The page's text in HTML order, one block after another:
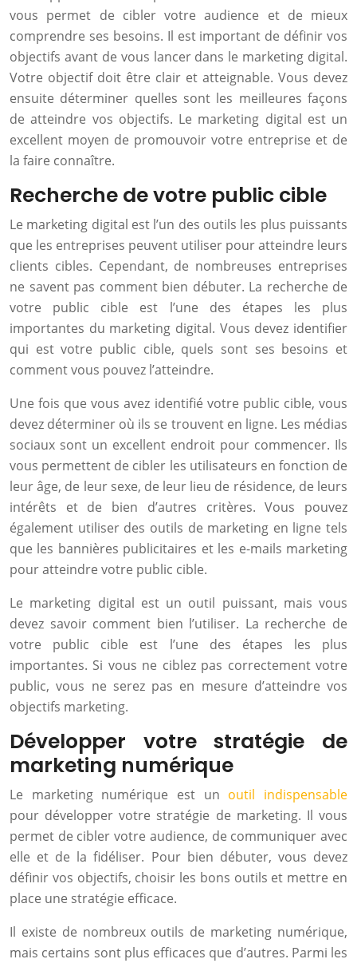
vous permet de cibler votre audience et de mieux
comprendre ses besoins. Il est important de définir vos
objectifs avant de vous lancer dans le marketing digital.
Votre objectif doit être clair et atteignable. Vous devez
ensuite déterminer quelles sont les meilleures façons
de atteindre vos objectifs. Le marketing digital est un
excellent moyen de promouvoir votre entreprise et de
la faire connaître.
Recherche de votre public cible
Le marketing digital est l’un des outils les plus puissants
que les entreprises peuvent utiliser pour atteindre leurs
clients cibles. Cependant, de nombreuses entreprises
ne savent pas comment bien débuter. La recherche de
votre public cible est l’une des étapes les plus
importantes du marketing digital. Vous devez identifier
qui est votre public cible, quels sont ses besoins et
comment vous pouvez l’atteindre.
Une fois que vous avez identifié votre public cible, vous
devez déterminer où ils se trouvent en ligne. Les médias
sociaux sont un excellent endroit pour commencer. Ils
vous permettent de cibler les utilisateurs en fonction de
leur âge, de leur sexe, de leur lieu de résidence, de leurs
intérêts et de bien d’autres critères. Vous pouvez
également utiliser des outils de marketing en ligne tels
que les bannières publicitaires et les e-mails marketing
pour atteindre votre public cible.
Le marketing digital est un outil puissant, mais vous
devez savoir comment bien l’utiliser. La recherche de
votre public cible est l’une des étapes les plus
importantes. Si vous ne ciblez pas correctement votre
public, vous ne serez pas en mesure d’atteindre vos
objectifs marketing.
Développer votre stratégie de
marketing numérique
Le marketing numérique est un outil indispensable
pour développer votre stratégie de marketing. Il vous
permet de cibler votre audience, de communiquer avec
elle et de la fidéliser. Pour bien débuter, vous devez
définir vos objectifs, choisir les bons outils et mettre en
place une stratégie efficace.
Il existe de nombreux outils de marketing numérique,
mais certains sont plus efficaces que d’autres. Parmi les